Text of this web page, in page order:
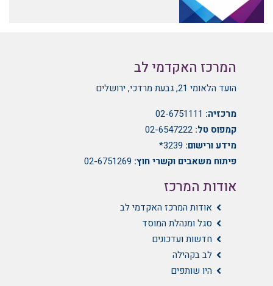
המרכז האקדמי לב
הועד הלאומי 21, גבעת מרדכי, ירושלים
מרכזיה: 02-6751111
קמפוס טל: 02-6547222
מידע ורישום: 3239*
פיתוח משאבים וקשרי חוץ: 02-6751269
אודות המרכז
אודות המרכז האקדמי לב
סגל ומנהלת המוסד
חדשות ועדכונים
לב בקהילה
היו שותפים